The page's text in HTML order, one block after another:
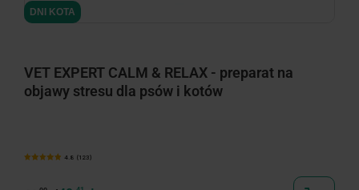
DNI KOTA
VET EXPERT CALM & RELAX - preparat na
objawy stresu dla psów i kotów
4.8 (123)